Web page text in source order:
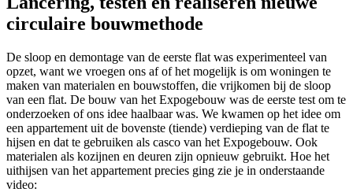
circulaire bouwmethode
De sloop en demontage van de eerste flat was experimenteel van
opzet, want we vroegen ons af of het mogelijk is om woningen te
maken van materialen en bouwstoffen, die vrijkomen bij de sloop
van een flat. De bouw van het Expogebouw was de eerste test om te
onderzoeken of ons idee haalbaar was. We kwamen op het idee om
een appartement uit de bovenste (tiende) verdieping van de flat te
hijsen en dat te gebruiken als casco van het Expogebouw. Ook
materialen als kozijnen en deuren zijn opnieuw gebruikt. Hoe het
uithijsen van het appartement precies ging zie je in onderstaande
video: